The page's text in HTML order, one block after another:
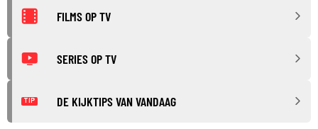
FILMS OP TV
SERIES OP TV
TIP DE KIJKTIPS VAN VANDAAG